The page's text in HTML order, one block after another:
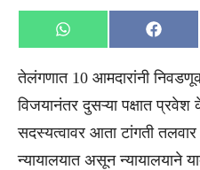
Share
on
WhatsApp
Share
on
तेलंगणात 10 आमदारांनी
विजयानंतर दुसऱ्या पक्षात
सदस्यत्वावर आता टांगती
न्यायालयात असून न्यायालयाने